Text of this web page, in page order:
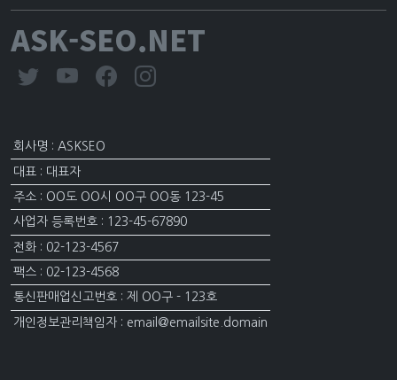
ASK-SEO.NET
회사명 : ASKSEO
대표 : 대표자
주소 : OO도 OO시 OO구 OO동 123-45
사업자 등록번호 : 123-45-67890
전화 : 02-123-4567
팩스 : 02-123-4568
통신판매업신고번호 : 제 OO구 - 123호
개인정보관리책임자 : email@emailsite.domain